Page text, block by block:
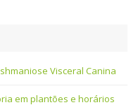
Visceral Canina
em plantões e horários